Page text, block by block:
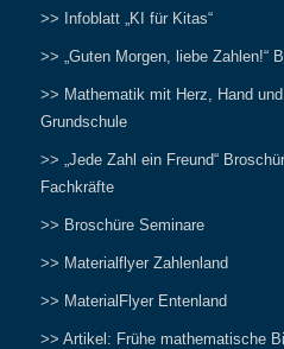
>> Infoblatt „KI für Kitas“
>> „Guten Morgen, liebe Zahlen!“
>> Mathematik mit Herz, Hand
Grundschule
>> „Jede Zahl ein Freund“
Fachkräfte
>> Broschüre Seminare
>> Materialflyer Zahlenland
>> MaterialFlyer Entenland
>> Artikel: Frühe mathematische